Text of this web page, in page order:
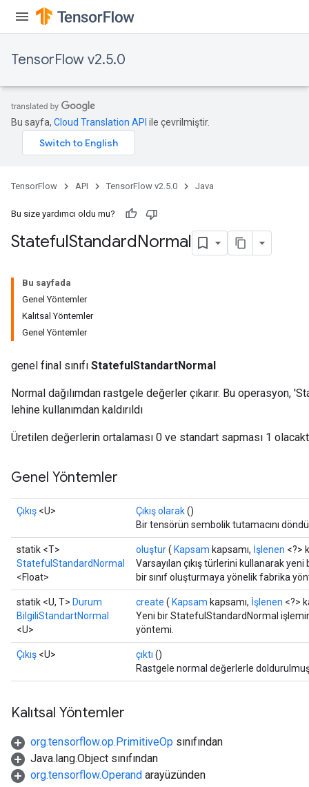
TensorFlow v2.5.0
Bu sayfa, Cloud Translation API ile çevrilmiştir.
TensorFlow API TensorFlow v2.5.0 Java
Bu size yardımcı oldu mu?
StatefulStandardNormal
Bu sayfada
Genel Yöntemler
Kalıtsal Yöntemler
Genel Yöntemler
genel final sınıfı StatefulStandartNormal
Normal dağılımdan rastgele değerler çıkarır. Bu operasyon,
lehine kullanımdan kaldırıldı
Üretilen değerlerin ortalaması 0 ve standart sapması 1
Genel Yöntemler
Çıkış <U> Çıkış olarak()
Bir tensörün sembolik tutamacını
statik <T>
StatefulStandardNormal
<Float>
oluştur( Kapsam kapsamı, İşlenen <?>
Varsayılan çıkış türlerini kullanarak
bir sınıf oluşturmaya yönelik fabrika
statik <U, T> Durum
BilgiliStandartNormal
<U>
create ( Kapsam kapsamı, İşlenen <?>
Yeni bir StatefulStandardNormal
yöntemi.
Çıkış <U> çıktı ()
Rastgele normal değerlerle
Kalıtsal Yöntemler
org.tensorflow.op.PrimitiveOp sınıfından
Java.lang.Object sınıfından
org.tensorflow.Operand arayüzünden